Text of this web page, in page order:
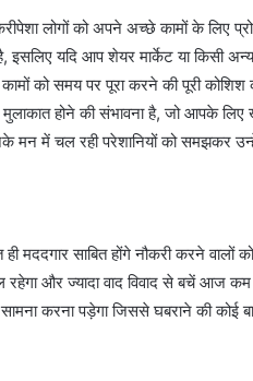
लोगों को अपने अच्छे कामों के लिए
यदि आप शेयर मार्केट या किसी
को समय पर पूरा करने की पूरी
होने की संभावना है, जो आपके लिए
मन में चल रही परेशानियों को समझकर
साबित होंगे नौकरी करने वालों
रहेगा और ज्यादा वाद विवाद से बचें आज
करना पड़ेगा जिससे घबराने की कोई